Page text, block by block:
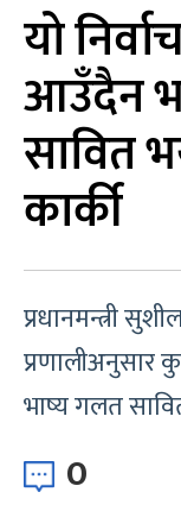
यो
आउँदैन
सावित
कार्की
प्रधानमन्त्री
भाष्य गलत
0